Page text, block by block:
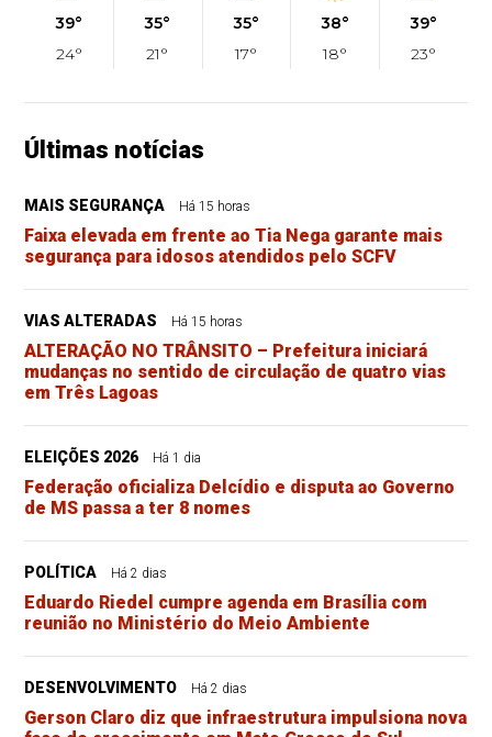
39°
24°
35°
21°
35°
17°
38°
18°
39°
23°
Últimas notícias
MAIS SEGURANÇA Há 15 horas
Faixa elevada em frente ao Tia Nega garante mais
segurança para idosos atendidos pelo SCFV
VIAS ALTERADAS Há 15 horas
ALTERAÇÃO NO TRÂNSITO – Prefeitura iniciará
mudanças no sentido de circulação de quatro vias
em Três Lagoas
ELEIÇÕES 2026 Há 1 dia
Federação oficializa Delcídio e disputa ao Governo
de MS passa a ter 8 nomes
POLÍTICA Há 2 dias
Eduardo Riedel cumpre agenda em Brasília com
reunião no Ministério do Meio Ambiente
DESENVOLVIMENTO Há 2 dias
Gerson Claro diz que infraestrutura impulsiona nova